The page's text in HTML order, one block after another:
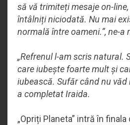
să vă trimiteți mesaje on-
întâlniți niciodată. Nu mai
normală între oameni.”, ne-a
„Refrenul l-am scris natural.
care iubește foarte mult și
iubească. Sufăr când nu văd
a completat Iraida.
„Opriți Planeta” intră în